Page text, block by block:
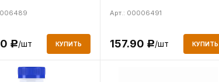
Р/шт КУПИТЬ
Арт.: 00006491
157.90 Р/шт КУПИТЬ